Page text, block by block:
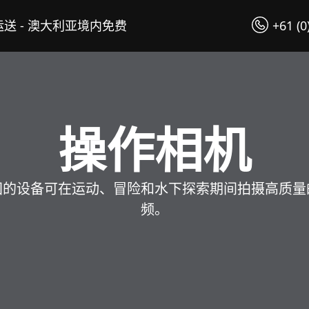
送 - 澳大利亚境内免费 +61
操作相机
设备可在运动、冒险和水下探索期间拍摄高质
频。